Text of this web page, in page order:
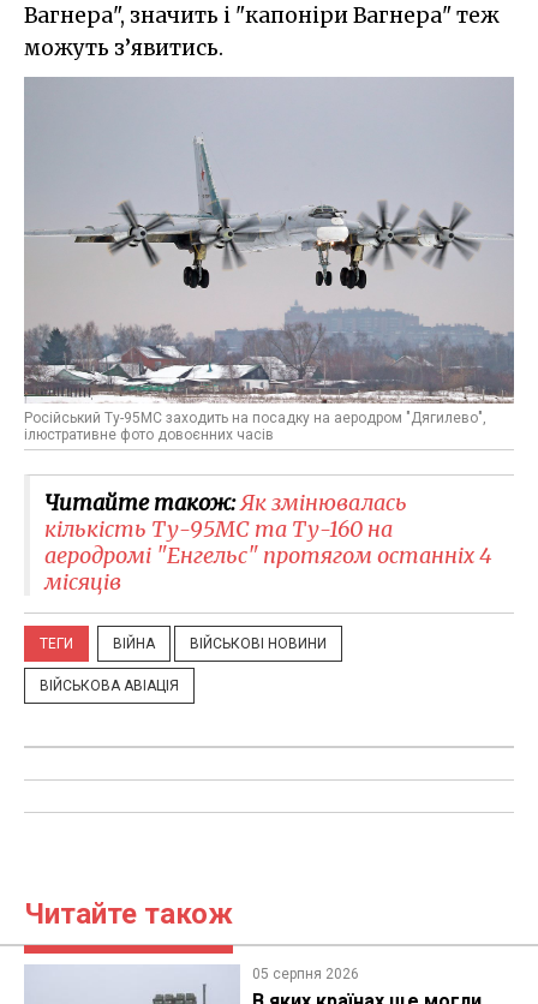
Вагнера", значить і "капоніри Вагнера" теж
можуть з’явитись.
Російський Ту-95МС заходить на посадку на аеродром "Дягилево",
ілюстративне фото довоєнних часів
Читайте також:Як змінювалась
кількість Ту-95МС та Ту-160 на
аеродромі "Енгельс" протягом останніх 4
місяців
ТЕГИ ВІЙНА ВІЙСЬКОВІ НОВИНИ
ВІЙСЬКОВА АВІАЦІЯ
Читайте також
05 серпня 2026